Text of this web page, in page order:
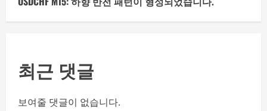
최근 댓글
보여줄 댓글이 없습니다.